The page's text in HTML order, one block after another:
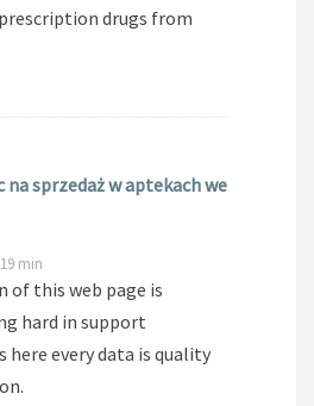
drugs from
na sprzedaż w aptekach we
min
of this web page is
hard in support
here every data is quality